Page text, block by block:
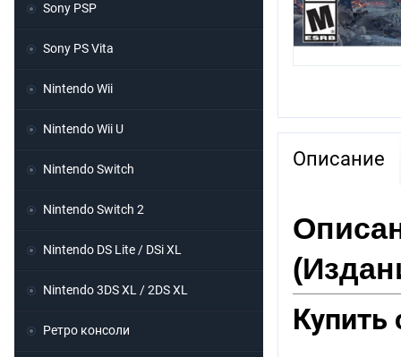
Описание
Купить
Sony PSP
Sony PS Vita
Nintendo Wii
Nintendo Wii U
Nintendo Switch
Nintendo Switch 2
Nintendo DS Lite / DSi XL
Nintendo 3DS XL / 2DS XL
Ретро консоли